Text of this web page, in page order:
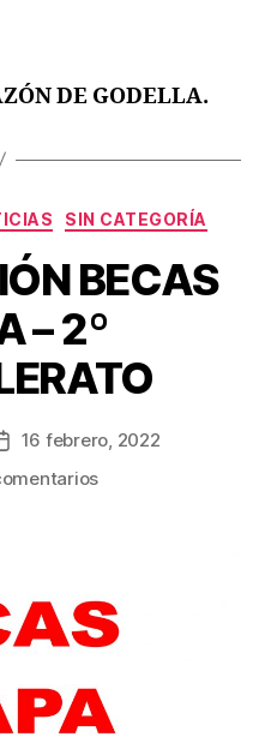
DE GODELLA.
SIN CATEGORÍA
BECAS
– 2º
16 febrero, 2022
en
2º
BACHILLERATO